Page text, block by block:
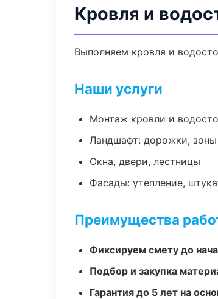
Кровля и
Выполняем кровля и
Наши услуги
Монтаж кровли и
Ландшафт: дорожки, зоны
Окна, двери, лестницы
Фасады: утепление,
Преимущества
Фиксируем смету до
Подбор и закупка
Гарантия до 5 лет на